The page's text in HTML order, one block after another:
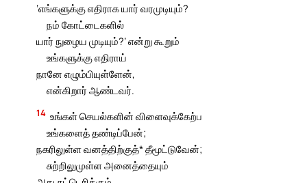
‘எங்களுக்கு எதிராக யார் வரமுடியும்?
நம் கோட்டைகளில்
யார் நுழைய முடியும்?’ என்று கூறும்
உங்களுக்கு எதிராய்
நானே எழும்பியுள்ளேன்,
என்கிறார் ஆண்டவர்.
14 உங்கள் செயல்களின் விளைவுக்கேற்ப
உங்களைத் தண்டிப்பேன்;
நகரிலுள்ள வனத்திற்குத்* தீமூட்டுவேன்;
சுற்றிலுமுள்ள அனைத்தையும்